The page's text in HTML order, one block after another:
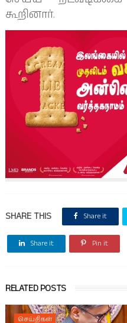
கூறினார்.
SHARE THIS Share it
Share it Pin it
RELATED POSTS
செய்திகள்